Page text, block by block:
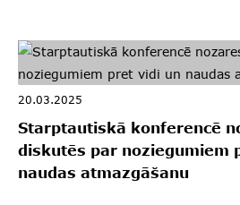
20.03.2025
Starptautiskā konferencē
diskutēs par noziegumiem
naudas atmazgāšanu